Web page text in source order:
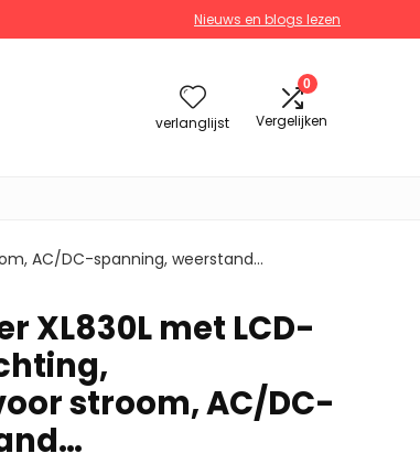
Nieuws en blogs lezen
verlanglijst
0
Vergelijken
AC/DC-spanning, weerstand…
XL830L met LCD-
stroom, AC/DC-